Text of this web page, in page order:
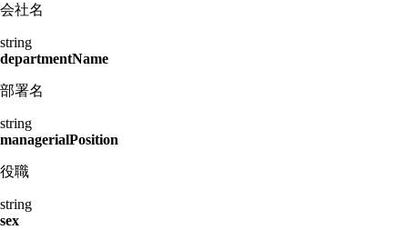
会社名
string
departmentName
部署名
string
managerialPosition
役職
string
sex